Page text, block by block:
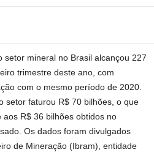
setor mineral no Brasil alcançou 227
trimestre deste ano, com
com o mesmo período de 2020.
setor faturou R$ 70 bilhões, o que
R$ 36 bilhões obtidos no
Os dados foram divulgados
de Mineração (Ibram), entidade